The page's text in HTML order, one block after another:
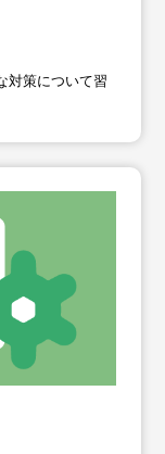
対策について習